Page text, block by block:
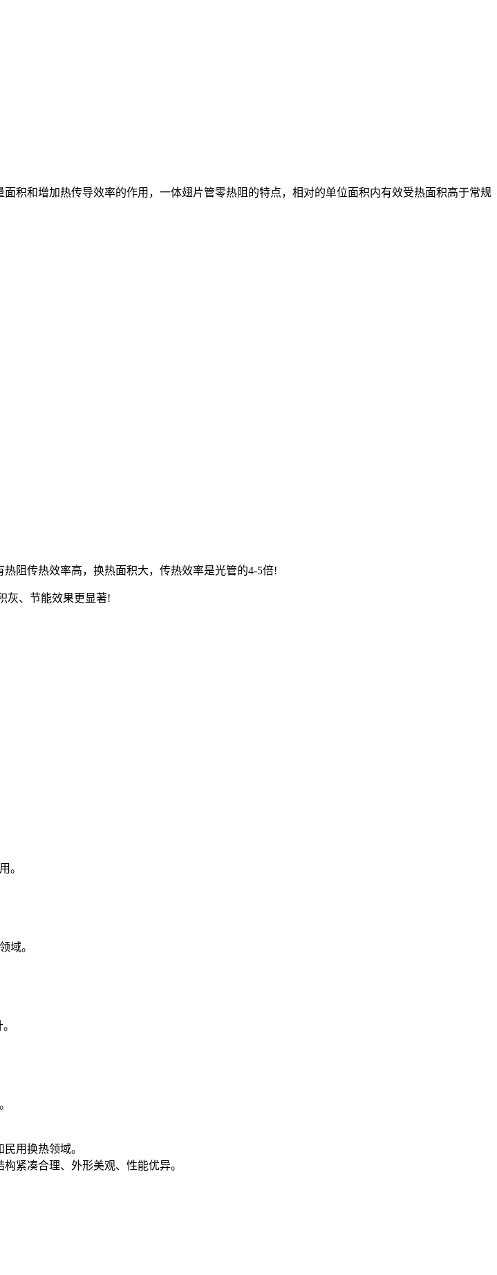
积和增加热传导效率的作用，一体翅片管零热阻的特点，相对的单位面积内有效受热面积高于常规
阻传热效率高，换热面积大，传热效率是光管的4-5倍!
灰、节能效果更显著!
。
域。
用换热领域。
紧凑合理、外形美观、性能优异。